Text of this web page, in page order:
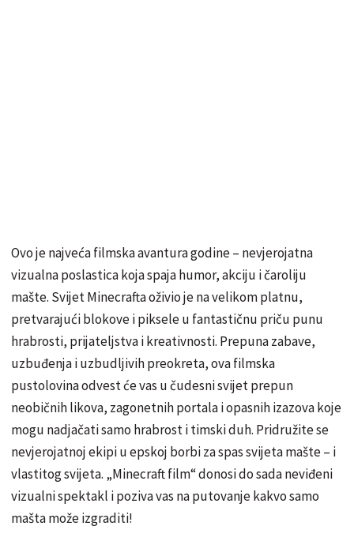
Ovo je najveća filmska avantura godine – nevjerojatna
vizualna poslastica koja spaja humor, akciju i čaroliju
mašte. Svijet Minecrafta oživio je na velikom platnu,
pretvarajući blokove i piksele u fantastičnu priču punu
hrabrosti, prijateljstva i kreativnosti. Prepuna zabave,
uzbuđenja i uzbudljivih preokreta, ova filmska
pustolovina odvest će vas u čudesni svijet prepun
neobičnih likova, zagonetnih portala i opasnih izazova koje
mogu nadjačati samo hrabrost i timski duh. Pridružite se
nevjerojatnoj ekipi u epskoj borbi za spas svijeta mašte – i
vlastitog svijeta. „Minecraft film“ donosi do sada neviđeni
vizualni spektakl i poziva vas na putovanje kakvo samo
mašta može izgraditi!